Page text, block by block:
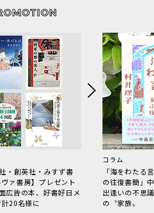
・創英社・みすず書
ァ書房】プレゼント
広告の本、好書好日メ
20名様に
コラム
「海をわた
の往復書簡」
出逢いの不思
の〝家族〟